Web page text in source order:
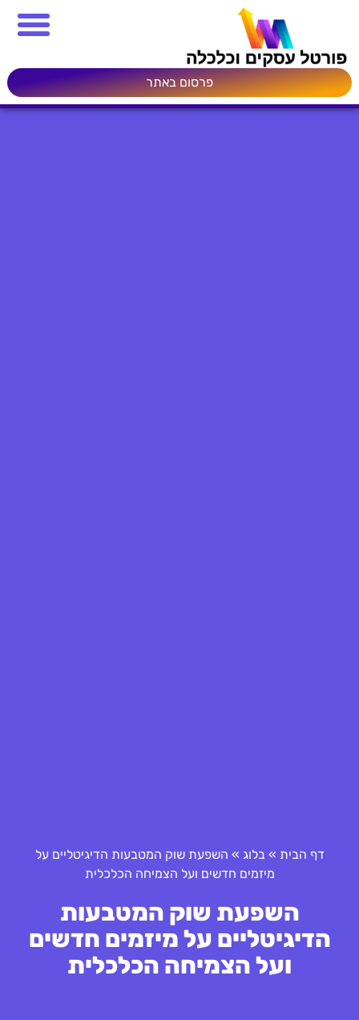
פרסום באתר
דף הבית »בלוג » השפעת שוק המטבעות הדיגיטליים על
מיזמים חדשים ועל הצמיחה הכלכלית
השפעת שוק המטבעות
הדיגיטליים על מיזמים חדשים
ועל הצמיחה הכלכלית